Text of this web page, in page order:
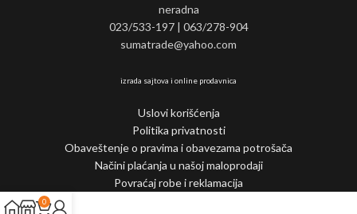
neradna
023/533-197 | 063/278-904
sumatrade@yahoo.com
izrada sajtova i online prodavnica
Uslovi korišćenja
Politika privatnosti
Obaveštenje o pravima i obavezama potrošača
Načini plaćanja u našoj maloprodaji
Povraćaj robe i reklamacija
0